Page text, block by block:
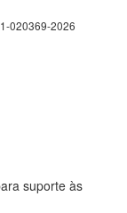
020369-2026
suporte às